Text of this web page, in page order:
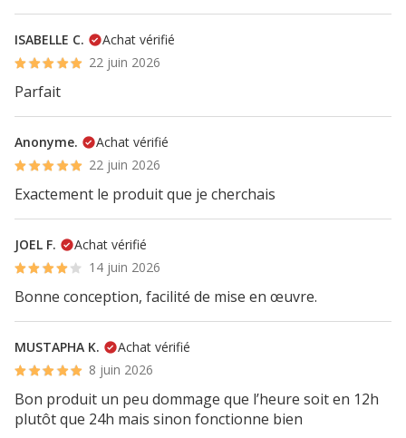
ISABELLE C.
Achat vérifié
22 juin 2026
Parfait
Anonyme.
Achat vérifié
22 juin 2026
Exactement le produit que je cherchais
JOEL F.
Achat vérifié
14 juin 2026
Bonne conception, facilité de mise en œuvre.
MUSTAPHA K.
Achat vérifié
8 juin 2026
Bon produit un peu dommage que l’heure soit en 12h
plutôt que 24h mais sinon fonctionne bien